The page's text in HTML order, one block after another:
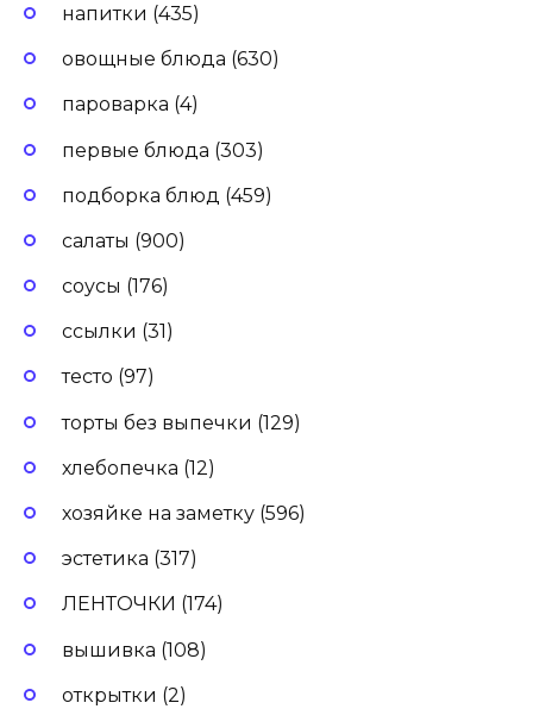
напитки (435)
овощные блюда (630)
пароварка (4)
первые блюда (303)
подборка блюд (459)
салаты (900)
соусы (176)
ссылки (31)
тесто (97)
торты без выпечки (129)
хлебопечка (12)
хозяйке на заметку (596)
эстетика (317)
ЛЕНТОЧКИ (174)
вышивка (108)
открытки (2)